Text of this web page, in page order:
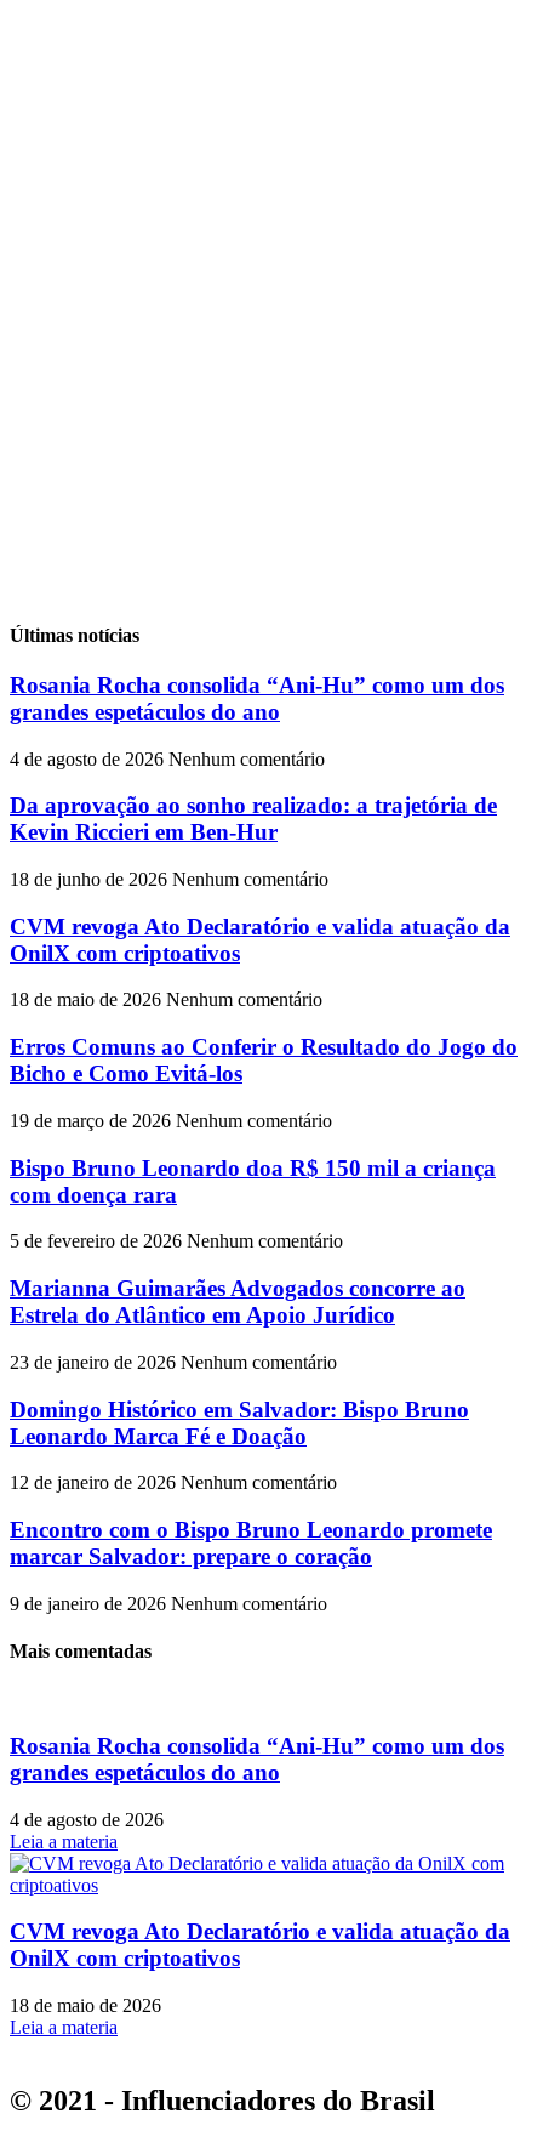
Últimas notícias
Rosania Rocha consolida “Ani-Hu” como um dos
grandes espetáculos do ano
4 de agosto de 2026 Nenhum comentário
Da aprovação ao sonho realizado: a trajetória de
Kevin Riccieri em Ben-Hur
18 de junho de 2026 Nenhum comentário
CVM revoga Ato Declaratório e valida atuação da
OnilX com criptoativos
18 de maio de 2026 Nenhum comentário
Erros Comuns ao Conferir o Resultado do Jogo do
Bicho e Como Evitá-los
19 de março de 2026 Nenhum comentário
Bispo Bruno Leonardo doa R$ 150 mil a criança
com doença rara
5 de fevereiro de 2026 Nenhum comentário
Marianna Guimarães Advogados concorre ao
Estrela do Atlântico em Apoio Jurídico
23 de janeiro de 2026 Nenhum comentário
Domingo Histórico em Salvador: Bispo Bruno
Leonardo Marca Fé e Doação
12 de janeiro de 2026 Nenhum comentário
Encontro com o Bispo Bruno Leonardo promete
marcar Salvador: prepare o coração
9 de janeiro de 2026 Nenhum comentário
Mais comentadas
Rosania Rocha consolida “Ani-Hu” como um dos
grandes espetáculos do ano
4 de agosto de 2026
Leia a materia
CVM revoga Ato Declaratório e valida atuação da
OnilX com criptoativos
18 de maio de 2026
Leia a materia
© 2021 - Influenciadores do Brasil